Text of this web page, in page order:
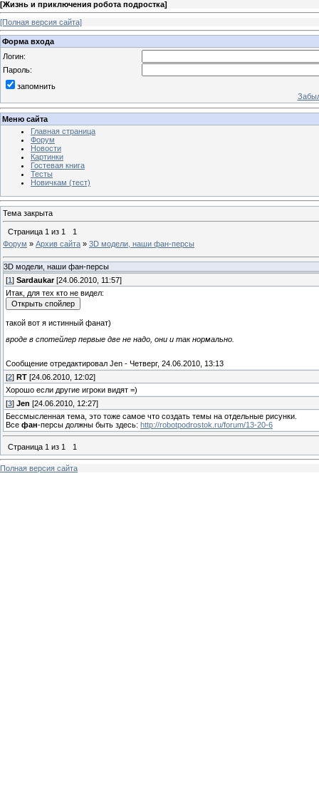
[Жизнь и приключения робота подростка]
[Полная версия сайта]
Форма входа
Логин:
Пароль:
запомнить
Меню сайта
Главная страница
Форум
Новости
Картинки
Гостевая книга
Тесты
Новичкам (тест)
Тема закрыта
Страница 1 из 1
1
Форум » Архив сайта » 3D модели, наши фан-персы
3D модели, наши фан-персы
[1] Sardaukar[24.06.2010, 11:57]
Итак, для тех кто не видел:
такой вот я истинный фанат)
вроде в спотейлер первые две не надо, они и так нормально.
Сообщение отредактировал Jen - Четверг, 24.06.2010, 13:13
[2] RT [24.06.2010, 12:02]
Хорошо если другие игроки видят =)
[3] Jen [24.06.2010, 12:27]
Бессмысленная тема, это тоже самое что создать темы на отдельные рисунки.
Все фан-персы должны быть здесь: http://robotpodrostok.ru/forum/13-20-6
Страница 1 из 1 1
Полная версия сайта